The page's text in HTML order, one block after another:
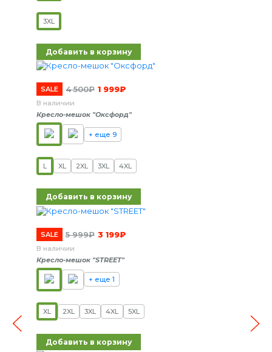
3XL
Добавить в корзину
SALE 4 500₽ 1 999₽
В наличии
Кресло-мешок "Оксфорд"
+ еще 9
L XL 2XL 3XL 4XL
Добавить в корзину
SALE 5 999₽ 3 199₽
В наличии
Кресло-мешок "STREET"
+ еще 1
XL 2XL 3XL 4XL 5XL
Добавить в корзину